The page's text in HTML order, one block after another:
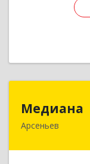
Медиана
Арсеньев